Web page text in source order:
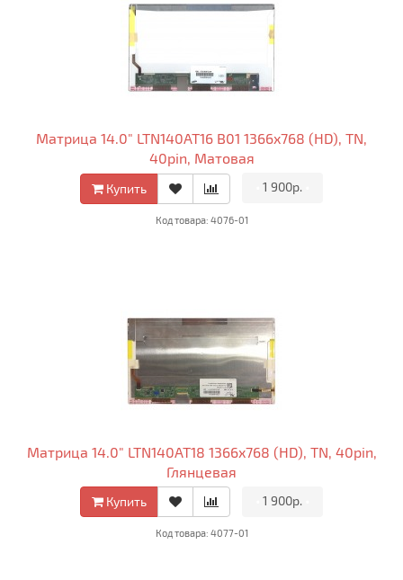
Матрица 14.0" LTN140AT16 B01 1366x768 (HD), TN,
40pin, Матовая
Купить 1 900р.
Код товара: 4076-01
Матрица 14.0" LTN140AT18 1366x768 (HD), TN, 40pin,
Глянцевая
Купить 1 900р.
Код товара: 4077-01